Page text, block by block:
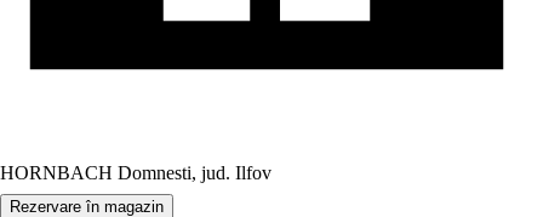
HORNBACH Domnesti, jud. Ilfov
Rezervare în magazin